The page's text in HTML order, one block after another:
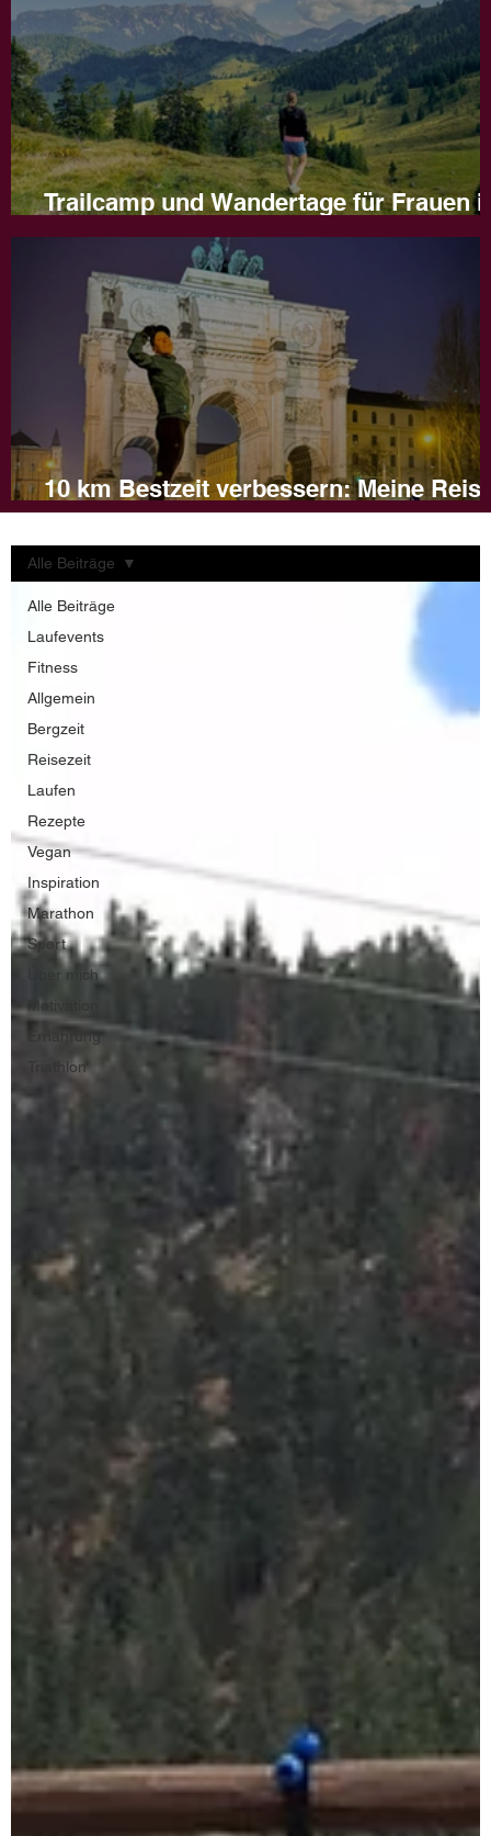
Trailcamp und Wandertage für Frauen
Naturns
10 km Bestzeit verbessern: Meine
und Tipps für dein Training
Alle Beiträge
Laufevents
Fitness
Allgemein
Bergzeit
Reisezeit
Laufen
Rezepte
Vegan
Inspiration
Marathon
Sport
Über mich
Ernährung
Triathlon
Alle Beiträge